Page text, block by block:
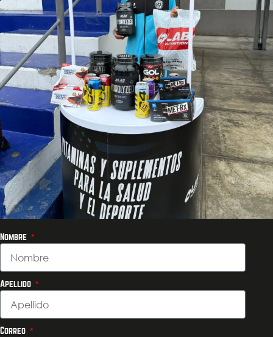
Nombre
Apellido
Correo